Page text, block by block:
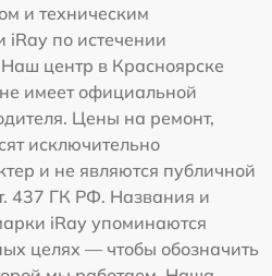
и техническим
iRay по истечении
центр в Красноярске
имеет официальной
Цены на ремонт,
исключительно
и не являются публичной
437 ГК РФ. Названия и
iRay упоминаются
целях — чтобы обозначить